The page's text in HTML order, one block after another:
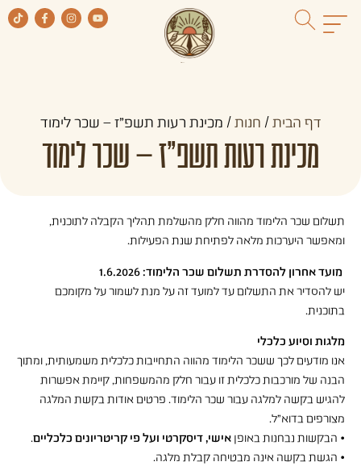
דף הבית / חנות / מכינת רעות תשפ"ז – שכר לימוד
מכינת רעות תשפ"ז – שכר לימוד
תשלום שכר הלימוד מהווה חלק מהשלמת תהליך הקבלה לתוכנית,
ומאפשר היערכות מלאה לפתיחת שנת הפעילות.
מועד אחרון להסדרת תשלום שכר הלימוד: 1.6.2026
יש להסדיר את התשלום עד למועד זה על מנת לשמור על מקומכם
בתוכנית.
מלגות וסיוע כלכלי
אנו מודעים לכך ששכר הלימוד מהווה התחייבות כלכלית משמעותית, ומתוך
הבנה של מורכבות כלכלית זו עבור חלק מהמשפחות, קיימת אפשרות
להגיש בקשה למלגה עבור שכר הלימוד. פרטים אודות בקשת המלגה
מצורפים בדוא"ל.
• הבקשות נבחנות באופן אישי, דיסקרטי ועל פי קריטריונים כלכליים.
• הגשת בקשה אינה מבטיחה קבלת מלגה.